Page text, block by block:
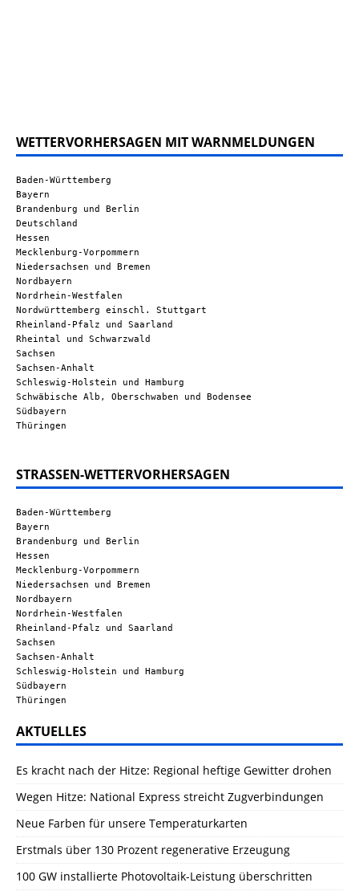
WETTERVORHERSAGEN MIT WARNMELDUNGEN
Baden-Württemberg
Bayern
Brandenburg und Berlin
Deutschland
Hessen
Mecklenburg-Vorpommern
Niedersachsen und Bremen
Nordbayern
Nordrhein-Westfalen
Nordwürttemberg einschl. Stuttgart
Rheinland-Pfalz und Saarland
Rheintal und Schwarzwald
Sachsen
Sachsen-Anhalt
Schleswig-Holstein und Hamburg
Schwäbische Alb, Oberschwaben und Bodensee
Südbayern
Thüringen
STRASSEN-WETTERVORHERSAGEN
Baden-Württemberg
Bayern
Brandenburg und Berlin
Hessen
Mecklenburg-Vorpommern
Niedersachsen und Bremen
Nordbayern
Nordrhein-Westfalen
Rheinland-Pfalz und Saarland
Sachsen
Sachsen-Anhalt
Schleswig-Holstein und Hamburg
Südbayern
Thüringen
AKTUELLES
Es kracht nach der Hitze: Regional heftige Gewitter drohen
Wegen Hitze: National Express streicht Zugverbindungen
Neue Farben für unsere Temperaturkarten
Erstmals über 130 Prozent regenerative Erzeugung
100 GW installierte Photovoltaik-Leistung überschritten